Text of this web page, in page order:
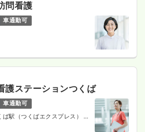
・准看護師
一時募集休止
る 詳細を見る
一般＋療養
問看護
車通勤可
護ステーションつくば
車通勤可
ば駅（つくばエクスプレス） 徒